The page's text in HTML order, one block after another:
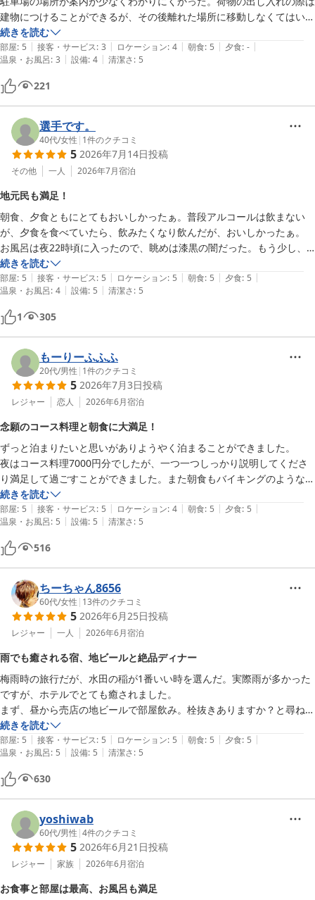
建物につけることができるが、その後離れた場所に移動しなくてはいけ
ない。館内全般的にデザイン性も考えてだと思うけれど、案内が少なく
わかりづらい。
デザインでそれも解消できれば良いと思う。
温泉の効能などが、わかるといいなと思った。
続きを読む
部屋: 5 | 接客・サービス: 3 | ロケーション: 4 | 朝食: 5 | 夕食: - |
温泉・お風呂: 3 | 設備: 4 | 清潔さ: 5
221
選手です。
40代/女性 | 1件のクチコミ
5 2026年7月14日投稿
その他 一人 2026年7月宿泊
地元民も満足！
朝食、夕食ともにとてもおいしかったぁ。普段アルコールは飲まない
が、夕食を食べていたら、飲みたくなり飲んだが、おいしかったぁ。
お風呂は夜22時頃に入ったので、眺めは漆黒の闇だった。もう少し、
夕焼け頃に入ればよかったなぁ。
鶴岡市内在住だが、地元でも宿泊してみたく、子供が修学旅行中に宿泊
してみた。
とても有意義に過ごすことができ、とても満足です！
続きを読む
部屋: 5 | 接客・サービス: 5 | ロケーション: 5 | 朝食: 5 | 夕食: 5 |
温泉・お風呂: 4 | 設備: 5 | 清潔さ: 5
1 305
もーりーふふふ
20代/男性 | 1件のクチコミ
5 2026年7月3日投稿
レジャー 恋人 2026年6月宿泊
念願のコース料理と朝食に大満足！
ずっと泊まりたいと思いがありようやく泊まることができました。
夜はコース料理7000円分でしたが、一つ一つしっかり説明してくださ
り満足して過ごすことができました。また朝食もバイキングのような形
でとても美味しく大満足でした。また泊まりたいと言う思いはすごくあ
続きを読む
部屋: 5 | 接客・サービス: 5 | ロケーション: 4 | 朝食: 5 | 夕食: 5 |
温泉・お風呂: 5 | 設備: 5 | 清潔さ: 5
516
ちーちゃん8656
60代/女性 | 13件のクチコミ
5 2026年6月25日投稿
レジャー 一人 2026年6月宿泊
雨でも癒される宿、地ビールと絶品ディナー
梅雨時の旅行だが、水田の稲が1番いい時を選んだ。実際雨が多かった
ですが、ホテルでとても癒されました。
まず、昼から売店の地ビールで部屋飲み。栓抜きありますか？と尋ねた
ら、売店で貸出ししてるとの事。
ディナーに備えて昼は軽めにと思っていたので、ちょうど良かった。
そして、ディナーは申し分ない！
これは、是非食べてもらいたい。
最初にデザートのテイクアウトを確認して、大丈夫のようなので、お願
いした。素敵な箱に入れていただき、すぐ冷蔵庫に。お皿もピカピカな
程に食べ尽くしたので、デザートは別腹とはいかなかったです笑
お腹いっぱい！幸せ。お風呂は、４回入りました。清潔で至福の時でし
続きを読む
部屋: 5 | 接客・サービス: 5 | ロケーション: 5 | 朝食: 5 | 夕食: 5 |
温泉・お風呂: 5 | 設備: 5 | 清潔さ: 5
630
yoshiwab
60代/男性 |4件のクチコミ
5 2026年6月21日投稿
レジャー 家族 2026年6月宿泊
お食事と部屋は最高、お風呂も満足